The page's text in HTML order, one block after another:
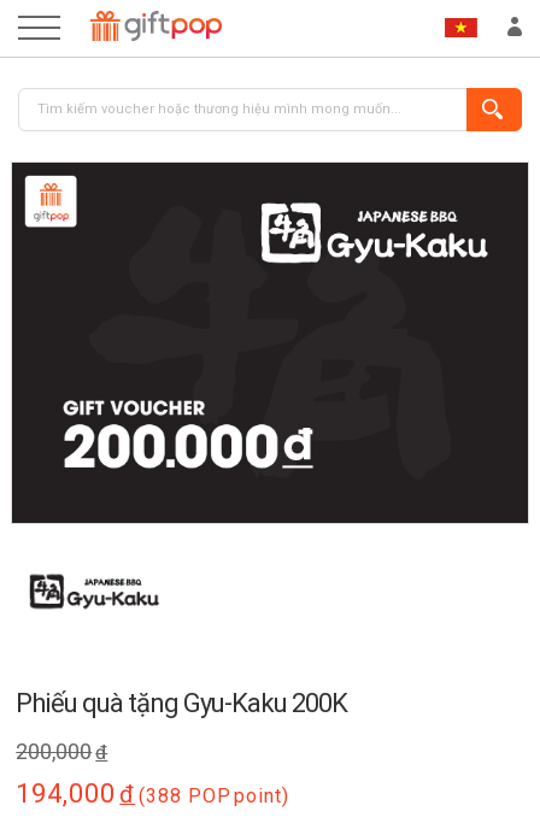
Phiếu quà tặng Gyu-Kaku 200K
200,000đ
194,000 đ (388 POP point)